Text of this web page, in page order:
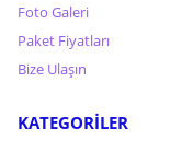
Foto Galeri
Paket Fiyatları
Bize Ulaşın
KATEGORİLER